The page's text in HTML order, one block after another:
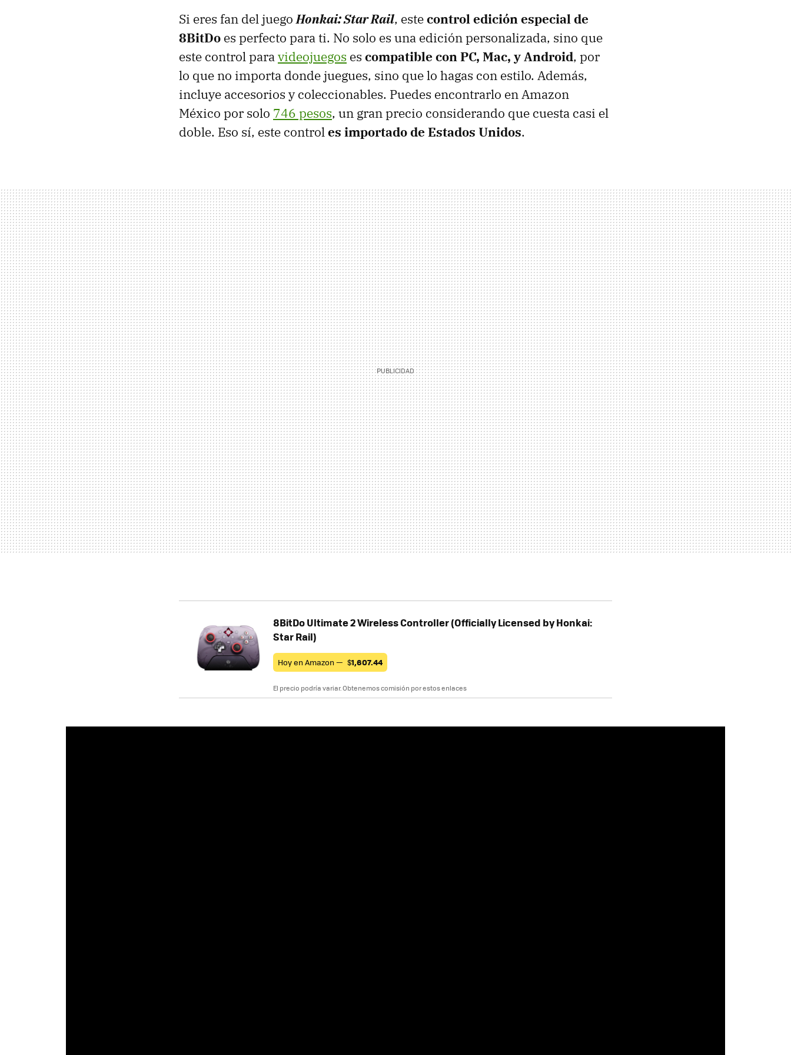
Si eres fan del juegoHonkai: Star Rail, estecontrol edición especial de
8BitDo es perfecto para ti. No solo es una edición personalizada, sino que
este control paravideojuegos es compatible con PC, Mac, y Android, por
lo que no importa donde juegues, sino que lo hagas con estilo. Además,
incluye accesorios y coleccionables. Puedes encontrarlo en Amazon
México por solo 746 pesos, un gran precio considerando que cuesta casi el
doble. Eso sí, este controles importado de Estados Unidos.
8BitDo Ultimate 2 Wireless Controller (Officially Licensed by Honkai:
Star Rail)
Hoy en Amazon — $1,607.44
El precio podría variar. Obtenemos comisión por estos enlaces